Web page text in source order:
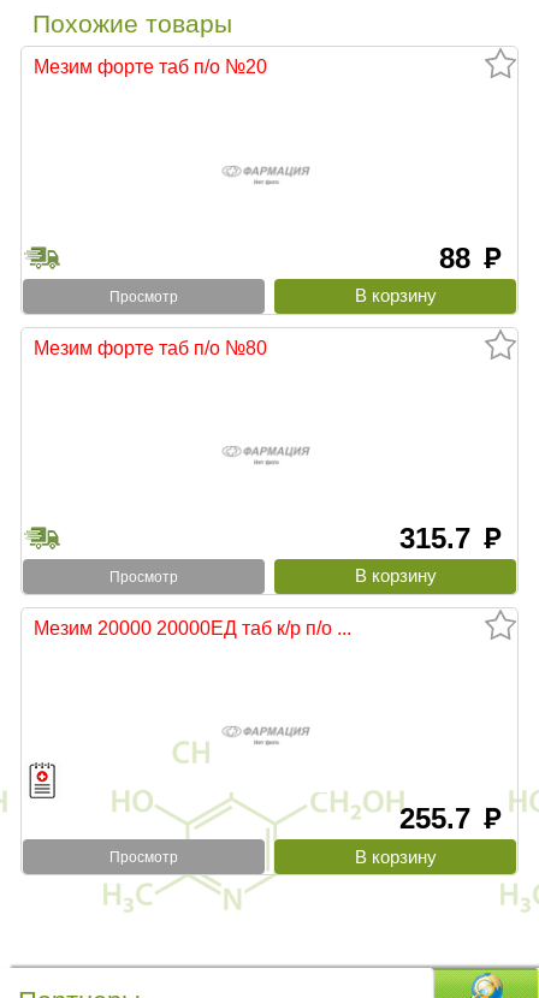
Похожие товары
Мезим форте таб п/о №20
88 руб
Просмотр
Мезим форте таб п/о №80
315.7 руб
Просмотр
Мезим 20000 20000ЕД таб к/р п/о ...
255.7 руб
Просмотр